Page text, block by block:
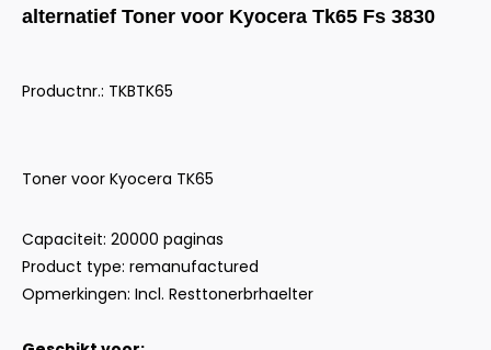
alternatief Toner voor Kyocera Tk65 Fs 3830
Productnr.: TKBTK65
Toner voor Kyocera TK65
Capaciteit: 20000 paginas
Product type: remanufactured
Opmerkingen: Incl. Resttonerbrhaelter